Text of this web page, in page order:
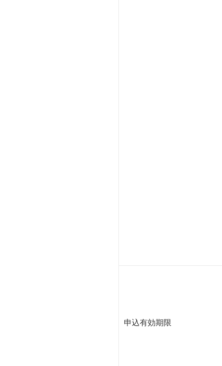
申込有効期限